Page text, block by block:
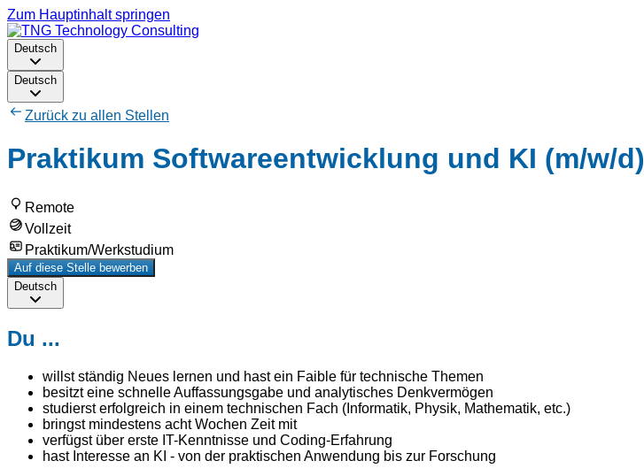
Zum Hauptinhalt springen
Deutsch
Deutsch
Zurück zu allen Stellen
Praktikum Softwareentwicklung und KI (m/w/d)
Remote
Vollzeit
Praktikum/Werkstudium
Auf diese Stelle bewerben
Deutsch
Du ...
willst ständig Neues lernen und hast ein Faible für technische Themen
besitzt eine schnelle Auffassungsgabe und analytisches Denkvermögen
studierst erfolgreich in einem technischen Fach (Informatik, Physik, Mathematik, etc.)
bringst mindestens acht Wochen Zeit mit
verfügst über erste IT-Kenntnisse und Coding-Erfahrung
hast Interesse an KI - von der praktischen Anwendung bis zur Forschung